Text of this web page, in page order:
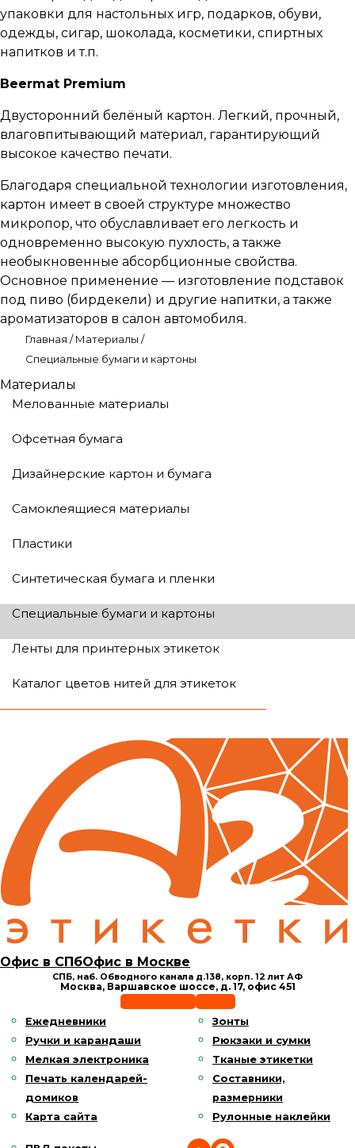
упаковки для настольных игр, подарков, обуви,
одежды, сигар, шоколада, косметики, спиртных
напитков и т.п.
Beermat Premium
Двусторонний белёный картон. Легкий, прочный,
влаговпитывающий материал, гарантирующий
высокое качество печати.
Благодаря специальной технологии изготовления,
картон имеет в своей структуре множество
микропор, что обуславливает его легкость и
одновременно высокую пухлость, а также
необыкновенные абсорбционные свойства.
Основное применение — изготовление подставок
под пиво (бирдекели) и другие напитки, а также
ароматизаторов в салон автомобиля.
Главная / Материалы /
Специальные бумаги и картоны
Материалы
Мелованные материалы
Офсетная бумага
Дизайнерские картон и бумага
Самоклеящиеся материалы
Пластики
Синтетическая бумага и пленки
Специальные бумаги и картоны
Ленты для принтерных этикеток
Каталог цветов нитей для этикеток
Офис в СПбОфис в Москве
СПБ, наб. Обводного канала д.138, корп. 12 лит АФ
Москва, Варшавское шоссе, д. 17, офис 451
Позвонить E-mail
Ежедневники
Ручки и карандаши
Мелкая электроника
Печать календарей-
домиков
Карта сайта
Зонты
Рюкзаки и сумки
Тканые этикетки
Составники,
размерники
Рулонные наклейки